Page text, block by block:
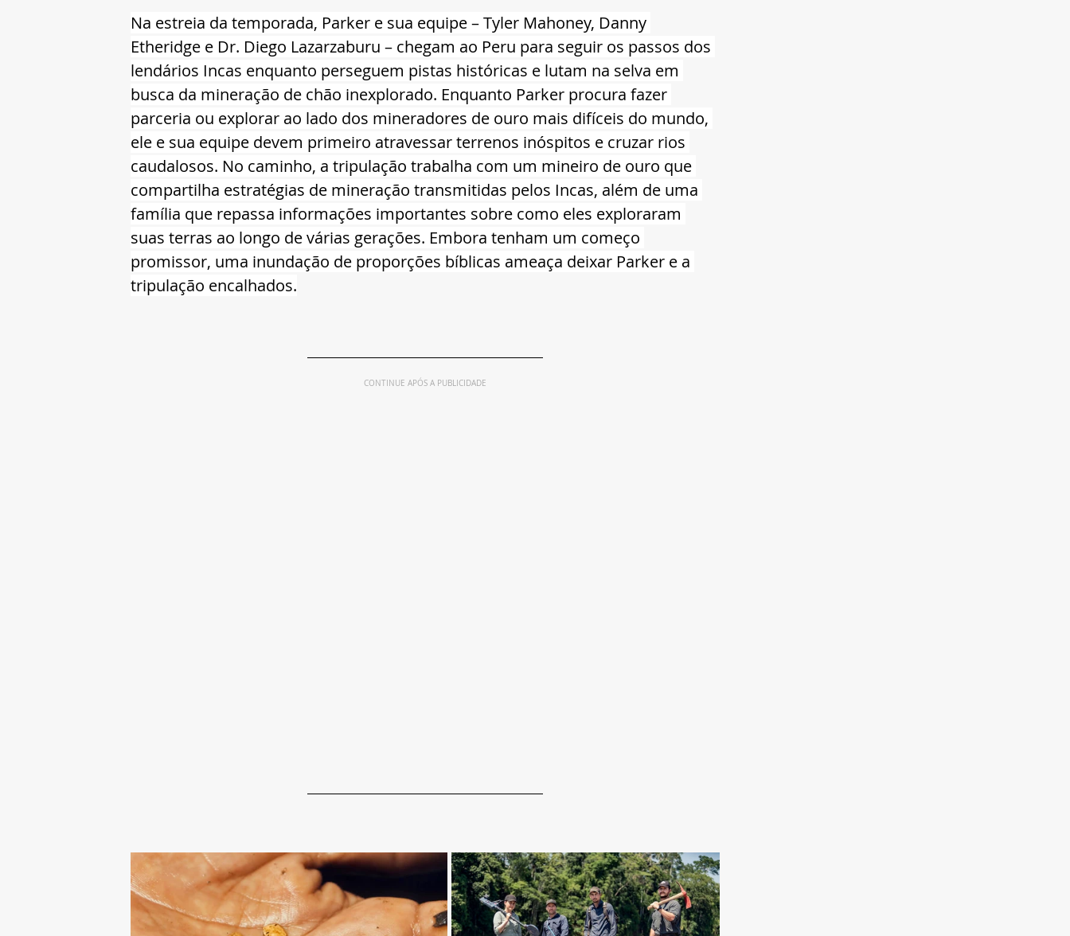
Na estreia da temporada, Parker e sua equipe – Tyler Mahoney, Danny
Etheridge e Dr. Diego Lazarzaburu – chegam ao Peru para seguir os passos dos
lendários Incas enquanto perseguem pistas históricas e lutam na selva em
busca da mineração de chão inexplorado. Enquanto Parker procura fazer
parceria ou explorar ao lado dos mineradores de ouro mais difíceis do mundo,
ele e sua equipe devem primeiro atravessar terrenos inóspitos e cruzar rios
caudalosos. No caminho, a tripulação trabalha com um mineiro de ouro que
compartilha estratégias de mineração transmitidas pelos Incas, além de uma
família que repassa informações importantes sobre como eles exploraram
suas terras ao longo de várias gerações. Embora tenham um começo
promissor, uma inundação de proporções bíblicas ameaça deixar Parker e a
tripulação encalhados.
CONTINUE APÓS A PUBLICIDADE